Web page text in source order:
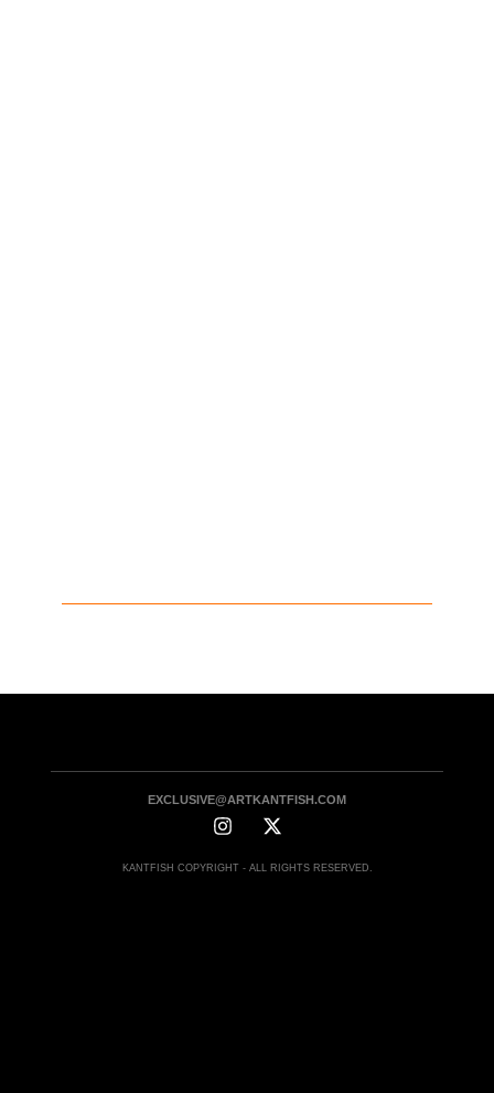
EXCLUSIVE@ARTKANTFISH.COM
KANTFISH COPYRIGHT - ALL RIGHTS RESERVED.